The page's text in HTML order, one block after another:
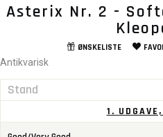
Asterix Nr. 2 -
ØNSKELISTE
Antikvarisk
Stand
1.